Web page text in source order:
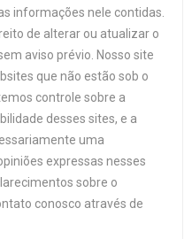
informações nele contidas.
de alterar ou atualizar o
aviso prévio. Nosso site
que não estão sob o
controle sobre a
desses sites, e a
uma
expressas nesses
sobre o
conosco através de